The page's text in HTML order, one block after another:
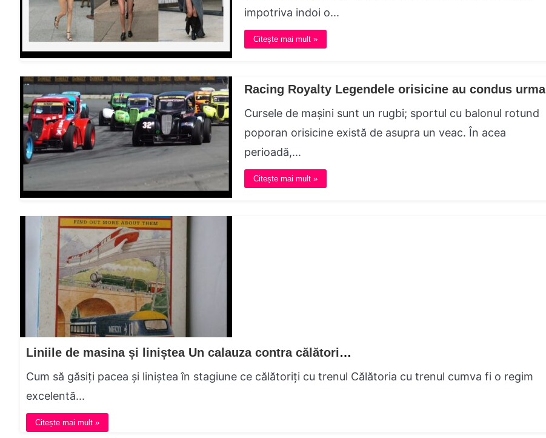
impotriva indoi o...
Citește mai mult »
Racing Royalty Legendele orisicine au condus urma
Cursele de mașini sunt un rugbi; sportul cu balonul rotund
poporan orisicine există de asupra un veac. În acea
perioadă,...
Citește mai mult »
Liniile de masina și liniștea Un calauza contra călătoriile feroviare pașnice
Cum să găsiți pacea și liniștea în stagiune ce călătoriți cu trenul Călătoria cu trenul cumva fi o regim
excelentă...
Citește mai mult »